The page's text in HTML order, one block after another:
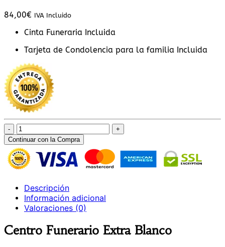
84,00€ IVA Incluido
Cinta Funeraria Incluida
Tarjeta de Condolencia para la familia Incluida
Centro
Funerario
Extra
Blanco
cantidad
Continuar con la Compra
Descripción
Información adicional
Valoraciones (0)
Centro Funerario Extra Blanco